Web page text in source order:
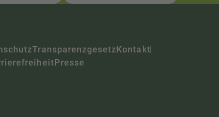
TransparenzgesetzKontakt
Presse